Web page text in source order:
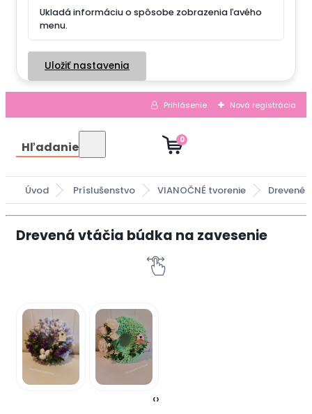
Ukladá informáciu o spôsobe zobrazenia ľavého
menu.
Uložiť nastavenia
Prihlásenie Nová registrácia
Hľadanie 0
Úvod Príslušenstvo VIANOČNÉ tvorenie Drevené
Drevená vtáčia búdka na zavesenie
‹›